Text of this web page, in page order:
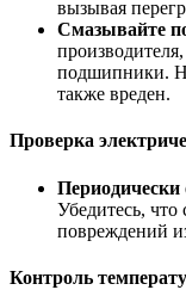
вызывая
Смазывайте
подшипники.
также вреден.
Проверка
Убедитесь,
повреждений
Контроль